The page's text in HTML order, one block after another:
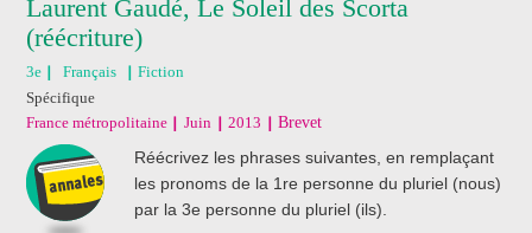
Laurent Gaudé, Le Soleil des Scorta
(réécriture)
3e Français
Fiction
Spécifique
France métropolitaine
Juin 2013 Brevet
Réécrivez les phrases suivantes, en remplaçant
les pronoms de la 1re personne du pluriel (nous)
par la 3e personne du pluriel (ils).